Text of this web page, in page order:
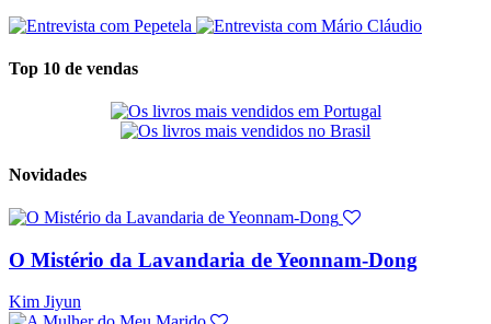
Top 10 de vendas
Novidades
O Mistério da Lavandaria de Yeonnam-Dong
Kim Jiyun